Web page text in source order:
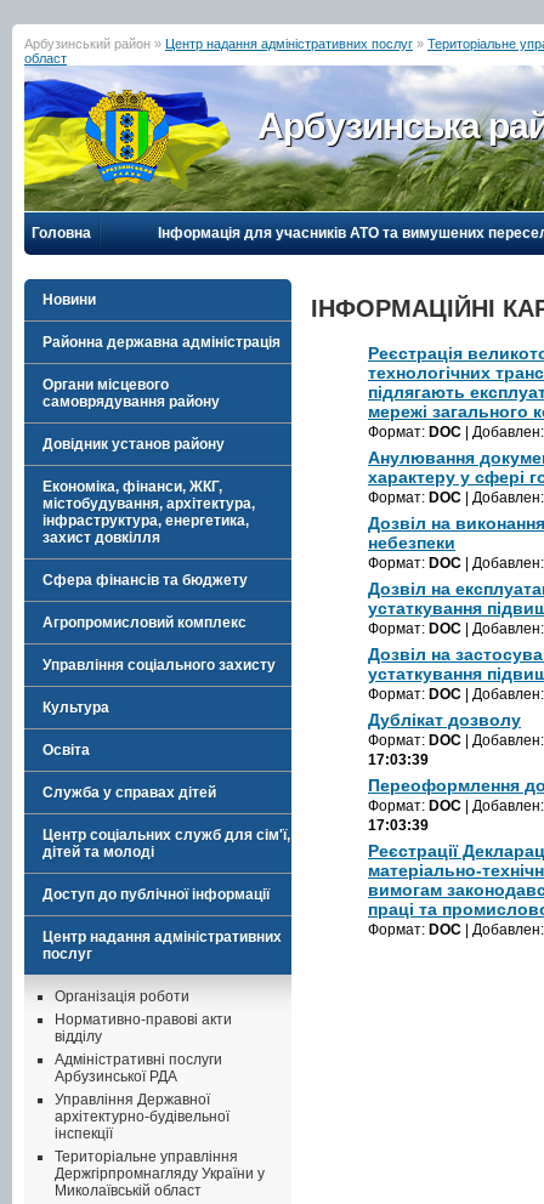
Арбузинський район » Центр надання адміністративних послуг » Територіальне
област
Арбузинська
Головна Інформація для учасників АТО та вимушених
Новини
Районна державна адміністрація
Органи місцевого
самоврядування району
Довідник установ району
Економіка, фінанси, ЖКГ,
містобудування, архітектура,
інфраструктура, енергетика,
захист довкілля
Сфера фінансів та бюджету
Агропромисловий комплекс
Управління соціального захисту
Культура
Освіта
Служба у справах дітей
Центр соціальних служб для сім'ї,
дітей та молоді
Доступ до публічної інформації
Центр надання адміністративних
послуг
Організація роботи
Нормативно-правові акти
відділу
Адміністративні послуги
Арбузинської РДА
Управління Державної
архітектурно-будівельної
інспекції
Територіальне управління
Держгірпромнагляду України у
Миколаївській област
ІНФОРМАЦІЙНІ
Реєстрація
технологічних
підлягають
мережі загального
Формат: DOC |
Анулювання
характеру у сфері
Формат: DOC |
Дозвіл на
небезпеки
Формат: DOC |
Дозвіл на
устаткування
Формат: DOC |
Дозвіл на
устаткування
Формат: DOC |
Дублікат дозволу
Формат: DOC |
17:03:39
Переоформлення
Формат: DOC |
17:03:39
Реєстрації
матеріально-
вимогам
праці та
Формат: DOC |